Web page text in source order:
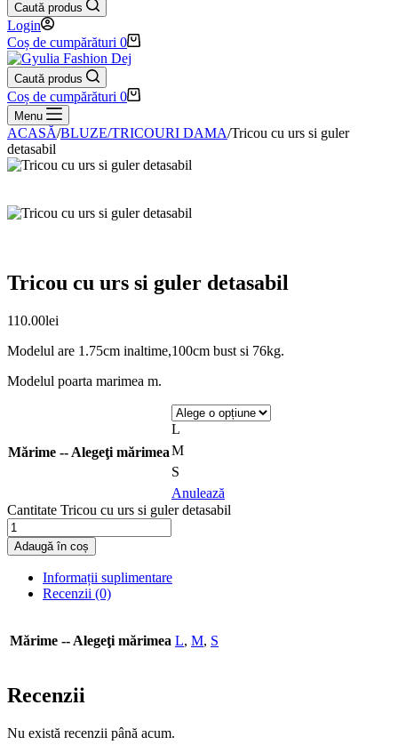
Caută produs
Login
Coș de cumpărături 0
Caută produs
Coș de cumpărături 0
Menu
ACASĂ/BLUZE/TRICOURI DAMA/Tricou cu urs si guler
detasabil
Tricou cu urs si guler detasabil
110.00lei
Modelul are 1.75cm inaltime,100cm bust si 76kg.
Modelul poarta marimea m.
Mărime -- Alegeţi mărimea
L
M
S
Anulează
Cantitate Tricou cu urs si guler detasabil
Adaugă în coș
Informații suplimentare
Recenzii (0)
Mărime -- Alegeţi mărimea L, M, S
Recenzii
Nu există recenzii până acum.